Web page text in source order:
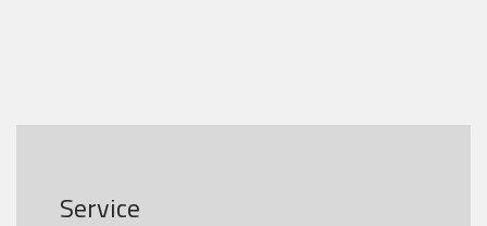
Service